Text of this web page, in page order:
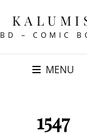
– COMIC
MENU
1547